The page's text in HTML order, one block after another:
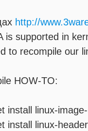
http://
is supported in
to recompile our
HOW-TO:
install linux-
install linux-